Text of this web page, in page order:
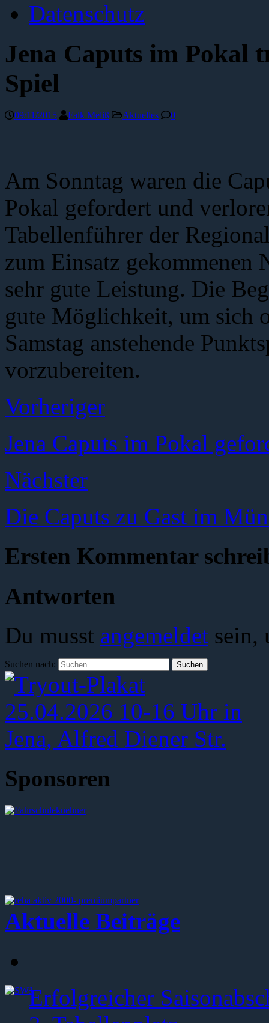
Datenschutz
Jena Caputs im Pokal
Spiel
09/11/2015 Falk Meliß Aktuelles 0
Am Sonntag waren die
Pokal gefordert und
Tabellenführer der
zum Einsatz gekommenen
sehr gute Leistung. Die
gute Möglichkeit, um sich
Samstag anstehende
vorzubereiten.
Vorheriger
Jena Caputs im Pokal
Nächster
Die Caputs zu Gast im
Ersten Kommentar
Antworten
Du musst angemeldet sein,
Suchen nach:
Sponsoren
Aktuelle Beiträge
Erfolgreicher